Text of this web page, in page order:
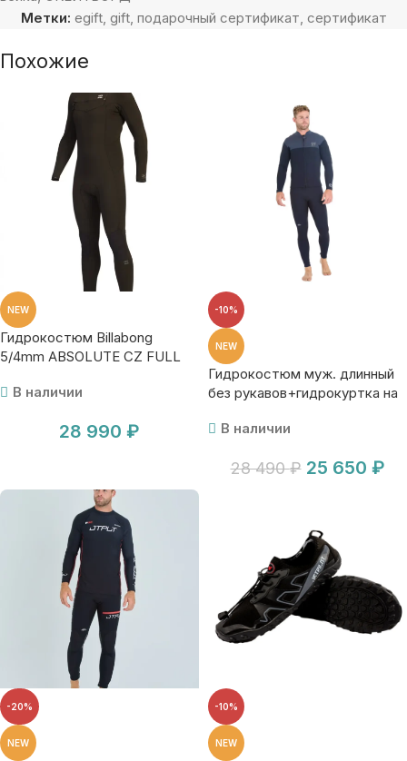
Метки: egift, gift, подарочный сертификат, сертификат
Похожие
NEW
Гидрокостюм Billabong
5/4mm ABSOLUTE CZ FULL
В наличии
28 990 ₽
-10%
NEW
Гидрокостюм муж. длинный
без рукавов+гидрокуртка на
John+Jacket blk
В наличии
28 490₽ 25 650 ₽
-20%
NEW
-10%
NEW